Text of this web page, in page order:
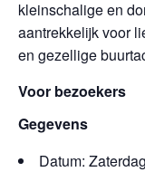
kleinschalige en
aantrekkelijk voor
en gezellige
Voor bezoekers
Gegevens
Datum: